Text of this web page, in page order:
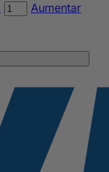
Estuche
Barcelona
cantidad
Aumentar